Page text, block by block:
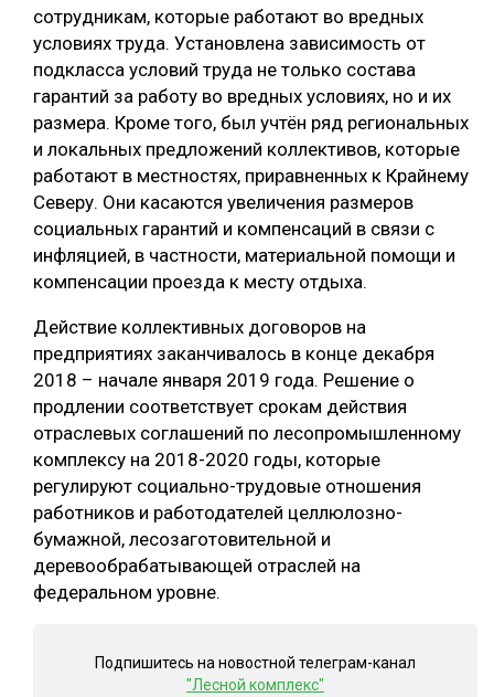
ДЕРЕВЯННОЕ ДОМОСТРОЕНИЕ
БЕЗОПАСНОЕ ПРОИЗВОДСТВО
СОРТИРОВКА ДРЕВЕСИНЫ
СУШКА ДРЕВЕСИНЫ
МЕБЕЛЬНОЕ ПРОИЗВОДСТВО
сотрудникам, которые работают во вредных
условиях труда. Установлена зависимость от
подкласса условий труда не только состава
гарантий за работу во вредных условиях, но и их
размера. Кроме того, был учтён ряд региональных
и локальных предложений коллективов, которые
работают в местностях, приравненных к Крайнему
Северу. Они касаются увеличения размеров
социальных гарантий и компенсаций в связи с
инфляцией, в частности, материальной помощи и
компенсации проезда к месту отдыха.
Действие коллективных договоров на
предприятиях заканчивалось в конце декабря
2018 – начале января 2019 года. Решение о
продлении соответствует срокам действия
отраслевых соглашений по лесопромышленному
комплексу на 2018-2020 годы, которые
регулируют социально-трудовые отношения
работников и работодателей целлюлозно-
бумажной, лесозаготовительной и
деревообрабатывающей отраслей на
федеральном уровне.
Подпишитесь на новостной телеграм-канал
"Лесной комплекс"